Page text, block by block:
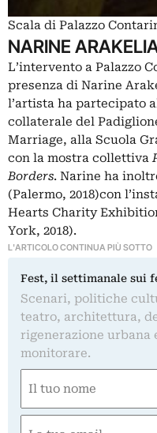
Scala di Palazzo
NARINE
L’intervento a Palazzo
presenza di Narine
l’artista ha partecipato
collaterale del
Marriage, alla Scuola
con la mostra collettiva
Borders. Narine ha
(Palermo, 2018)con
Hearts Charity
York, 2018).
L'ARTICOLO CONTINUA PIÙ SOTTO
Fest, il settimanale sui
Scenari, politiche
teatro, architettura,
rigenerazione urbana
monitorare.
(Required)
First